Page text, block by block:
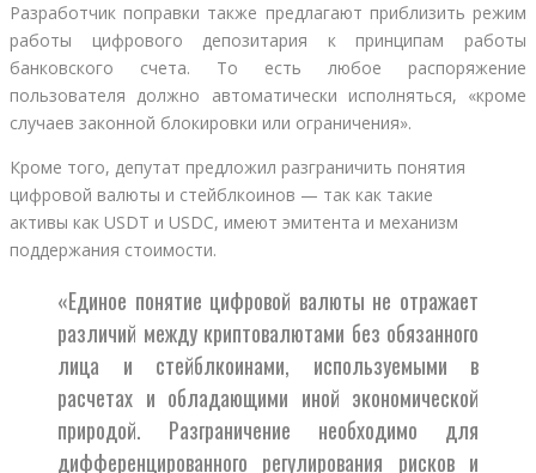
Разработчик поправки также предлагают приблизить режим
работы цифрового депозитария к принципам работы
банковского счета. То есть любое распоряжение
пользователя должно автоматически исполняться, «кроме
случаев законной блокировки или ограничения».
Кроме того, депутат предложил разграничить понятия
цифровой валюты и стейблкоинов — так как такие
активы как USDT и USDC, имеют эмитента и механизм
поддержания стоимости.
«Единое понятие цифровой валюты не отражает
различий между криптовалютами без обязанного
лица и стейблкоинами, используемыми в
расчетах и обладающими иной экономической
природой. Разграничение необходимо для
дифференцированного регулирования рисков и